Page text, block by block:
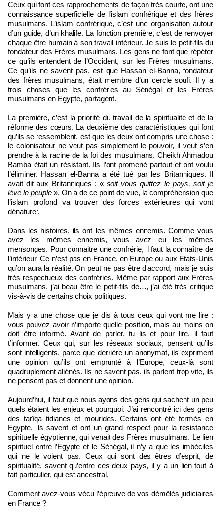
Ceux qui font ces rapprochements de façon très courte, ont une
connaissance superficielle de l’islam confrérique et des frères
musulmans. L’islam confrérique, c’est une organisation autour
d’un guide, d’un khalife. La fonction première, c’est de renvoyer
chaque être humain à son travail intérieur. Je suis le petit-fils du
fondateur des Frères musulmans. Les gens ne font que répéter
ce qu’ils entendent de l’Occident, sur les Frères musulmans.
Ce qu’ils ne savent pas, est que Hassan el-Banna, fondateur
des frères musulmans, était membre d’un cercle soufi. Il y a
trois choses que les confréries au Sénégal et les Frères
musulmans en Egypte, partagent.
La première, c’est la priorité du travail de la spiritualité et de la
réforme des cœurs. La deuxième des caractéristiques qui font
qu’ils se ressemblent, est que les deux ont compris une chose :
le colonisateur ne veut pas simplement le pouvoir, il veut s’en
prendre à la racine de la foi des musulmans. Cheikh Ahmadou
Bamba était un résistant. Ils l’ont promené partout et ont voulu
l’éliminer. Hassan el-Banna a été tué par les Britanniques. Il
avait dit aux Britanniques : « soit vous quittez le pays, soit je
lève le peuple ». On a de ce point de vue, la compréhension que
l’islam profond va trouver des forces extérieures qui vont
dénaturer.
Dans les histoires, ils ont les mêmes ennemis. Comme vous
avez les mêmes ennemis, vous avez eu les mêmes
mensonges. Pour connaitre une confrérie, il faut la connaître de
l’intérieur. Ce n’est pas en France, en Europe ou aux Etats-Unis
qu’on aura la réalité. On peut ne pas être d’accord, mais je suis
très respectueux des confréries. Même par rapport aux Frères
musulmans, j’ai beau être le petit-fils de…, j’ai été très critique
vis-à-vis de certains choix politiques.
Mais y a une chose que je dis à tous ceux qui vont me lire :
vous pouvez avoir n’importe quelle position, mais au moins on
doit être informé. Avant de parler, tu lis et pour lire, il faut
t’informer. Ceux qui, sur les réseaux sociaux, pensent qu’ils
sont intelligents, parce que derrière un anonymat, ils expriment
une opinion qu’ils ont emprunté à l’Europe, ceux-là sont
quadruplement aliénés. Ils ne savent pas, ils parlent trop vite, ils
ne pensent pas et donnent une opinion.
Aujourd’hui, il faut que nous ayons des gens qui sachent un peu
quels étaient les enjeux et pourquoi. J’ai rencontré ici des gens
des tarîqa tidianes et mourides. Certains ont été formés en
Egypte. Ils savent et ont un grand respect pour la résistance
spirituelle égyptienne, qui venait des Frères musulmans. Le lien
spirituel entre l’Egypte et le Sénégal, il n’y a que les imbéciles
qui ne le voient pas. Ceux qui sont des êtres d’esprit, de
spiritualité, savent qu’entre ces deux pays, il y a un lien tout à
fait particulier, qui est ancestral.
Comment avez-vous vécu l’épreuve de vos démêlés judiciaires
en France ?